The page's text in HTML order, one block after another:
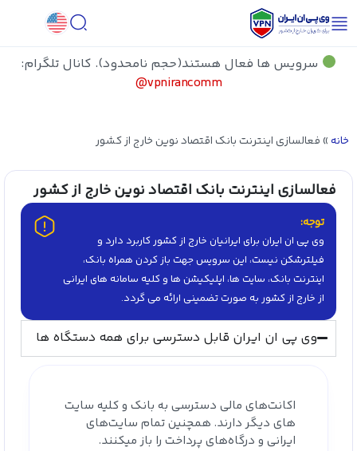
سرویس ها فعال هستند(حجم نامحدود). کانال تلگرام:
vpnirancomm@
خانه»فعالسازی اینترنت بانک اقتصاد نوین خارج از کشور
فعالسازی اینترنت بانک اقتصاد نوین خارج از کشور
توجه:
وی پی ان ایران برای ایرانیان خارج از کشور کاربرد دارد و
فیلترشکن نیست، این سرویس جهت باز کردن همراه بانک،
اینترنت بانک، سایت ها، اپلیکیشن ها و کلیه سامانه های ایرانی
از خارج از کشور به صورت تضمینی ارائه می گردد.
وی پی ان ایران قابل دسترسی برای همه دستگاه ها
اکانت‌های مالی دسترسی به بانک‌ و کلیه سایت
های دیگر دارند. همچنین تمام سایت‌های
ایرانی و درگاه‌های پرداخت را باز میکنند.